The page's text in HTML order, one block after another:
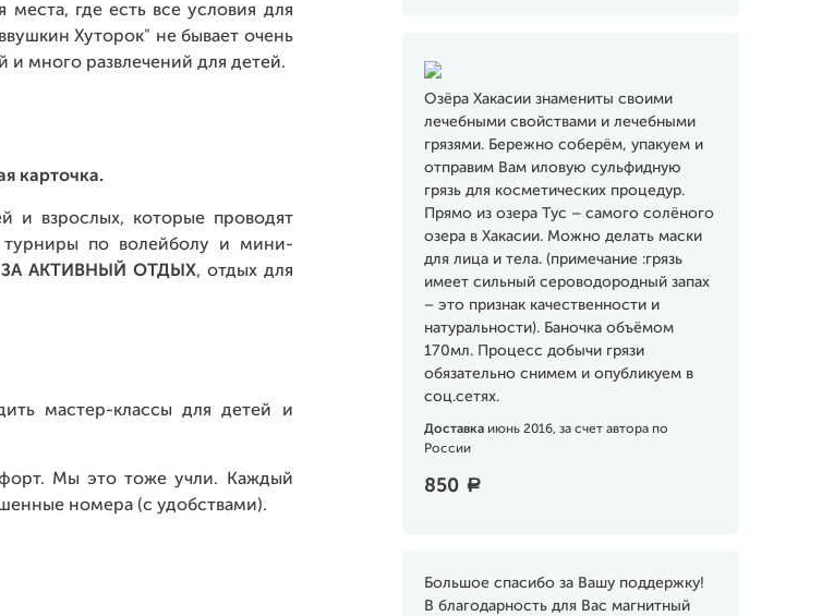
Озёра Хакасии знамениты своими
лечебными свойствами и лечебными
грязями. Бережно соберём, упакуем и
отправим Вам иловую сульфидную
грязь для косметических процедур.
Прямо из озера Тус – самого солёного
озера в Хакасии. Можно делать маски
для лица и тела. (примечание :грязь
имеет сильный сероводородный запах
– это признак качественности и
натуральности). Баночка объёмом
170мл. Процесс добычи грязи
обязательно снимем и опубликуем в
соц.сетях.
Доставка июнь 2016, за счет автора по
России
850 a
Большое спасибо за Вашу поддержку!
В благодарность для Вас магнитный
где есть все условия для
Хуторок" не бывает очень
и много развлечений для детей.
карточка.
и взрослых, которые проводят
турниры по волейболу и мини-
АКТИВНЫЙ ОТДЫХ, отдых для
мастер-классы для детей и
Мы это тоже учли. Каждый
номера (с удобствами).